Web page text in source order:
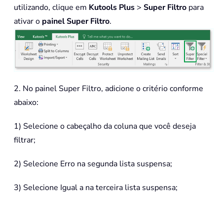
utilizando, clique em Kutools Plus > Super Filtro para
ativar o painel Super Filtro.
2. No painel Super Filtro, adicione o critério conforme
abaixo:
1) Selecione o cabeçalho da coluna que você deseja
filtrar;
2) Selecione Erro na segunda lista suspensa;
3) Selecione Igual a na terceira lista suspensa;